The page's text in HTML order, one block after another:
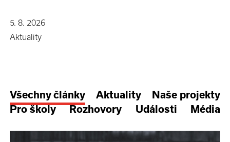
nespoutanou povahou.
5. 8. 2026
Aktuality
Všechny články Aktuality
Naše projekty
Pro školy
Rozhovory Události Média